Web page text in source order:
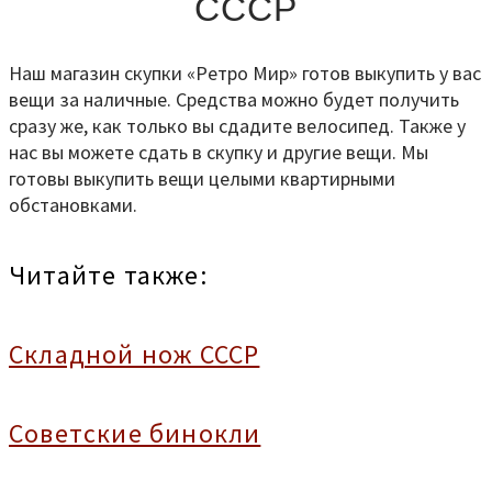
СССР
Наш магазин скупки «Ретро Мир» готов выкупить у вас
вещи за наличные. Средства можно будет получить
сразу же, как только вы сдадите велосипед. Также у
нас вы можете сдать в скупку и другие вещи. Мы
готовы выкупить вещи целыми квартирными
обстановками.
Читайте также:
Складной нож СССР
Советские бинокли